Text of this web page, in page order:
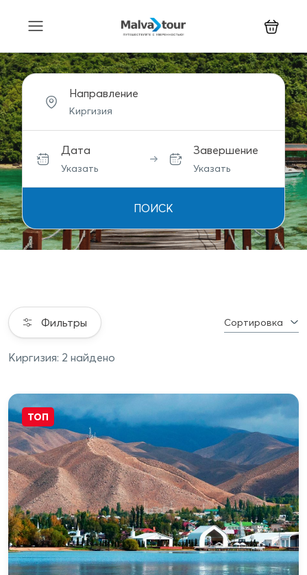
Направление
Дата
Указать
Завершение
Указать
ПОИСК
Фильтры Сортировка
Киргизия: 2 найдено
ТОП